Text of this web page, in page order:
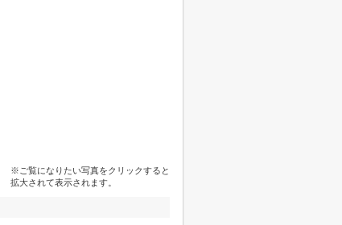
※ご覧になりたい写真をクリックすると
拡大されて表示されます。